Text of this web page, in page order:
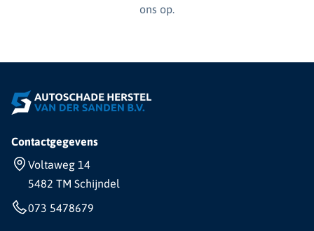
ons op.
Contactgegevens
Voltaweg 14
5482 TM Schijndel
073 5478679